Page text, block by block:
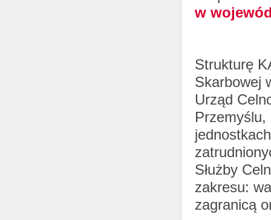
w
Strukturę
Skarbowej
Urząd
Przemyślu,
Służby
zakresu:
zagranicą